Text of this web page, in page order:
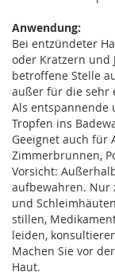
Anwendung:
Bei entzündeter
oder Kratzern und
betroffene Stelle
außer für die sehr
Als entspannende
Tropfen ins
Geeignet auch für
Zimmerbrunnen,
Vorsicht:
aufbewahren. Nur
und
stillen,
leiden,
Machen Sie vor
Haut.